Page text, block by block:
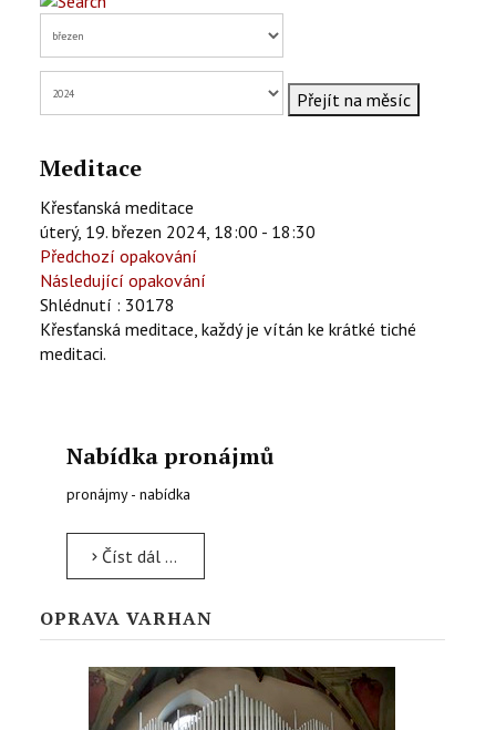
KONTAKTY
EN
Přejít na měsíc
Meditace
Křesťanská meditace
úterý, 19. březen 2024, 18:00 - 18:30
Předchozí opakování
Následující opakování
Shlédnutí : 30178
Křesťanská meditace, každý je vítán ke krátké tiché
meditaci.
Nabídka pronájmů
pronájmy - nabídka
Číst dál …
OPRAVA VARHAN